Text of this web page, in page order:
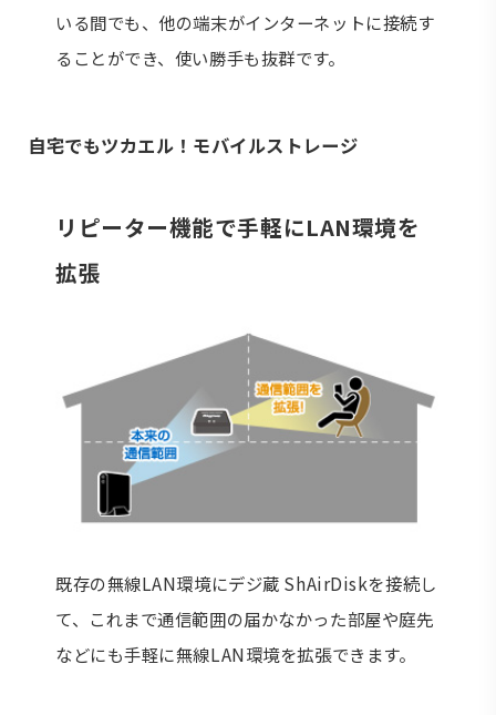
いる間でも、他の端末がインターネットに接続す
ることができ、使い勝手も抜群です。
自宅でもツカエル！モバイルストレージ
リピーター機能で手軽にLAN環境を
拡張
既存の無線LAN環境にデジ蔵 ShAirDiskを接続し
て、これまで通信範囲の届かなかった部屋や庭先
などにも手軽に無線LAN環境を拡張できます。